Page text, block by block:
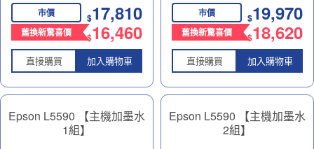
市價 $17,810
舊換新驚喜價 $16,460
直接購買 加入購物車
市價 $19,970
舊換新驚喜價 $18,620
直接購買 加入購物車
Epson L5590 【主機加墨水
1組】
Epson L5590 【主機加墨水
2組】